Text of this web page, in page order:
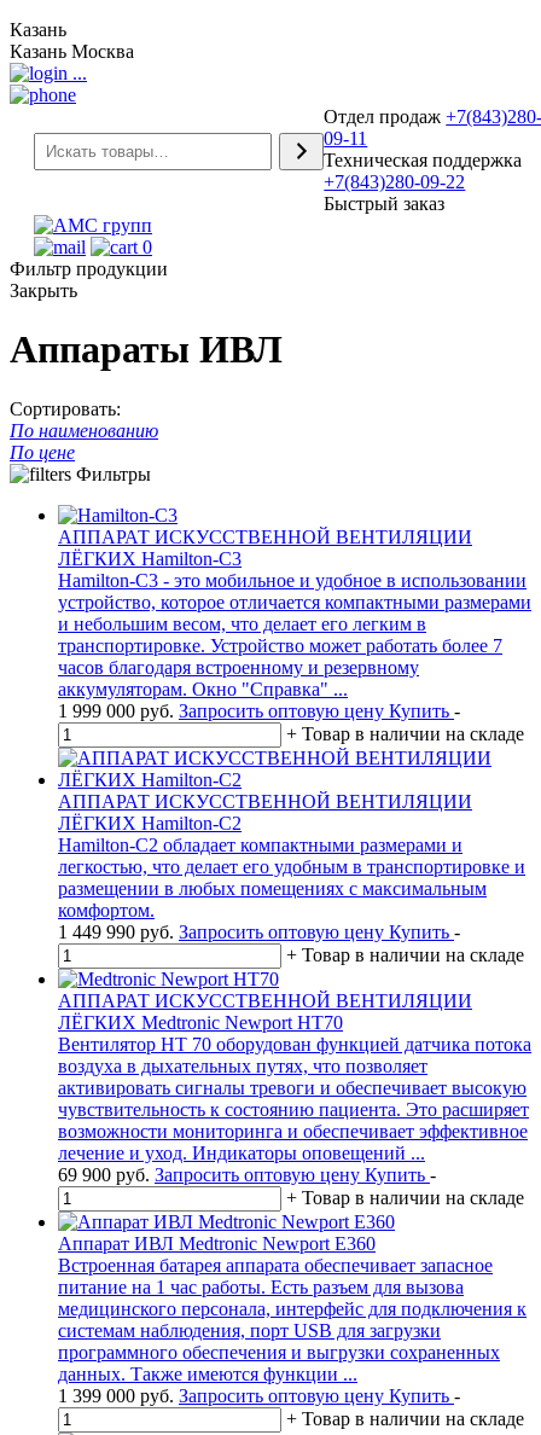
Казань
Казань Москва
...
Отдел продаж
09-11
Техническая поддержка
+7(843)280-09-22
Быстрый заказ
0
Фильтр продукции
Закрыть
Аппараты ИВЛ
Сортировать:
По наименованию
По цене
Фильтры
АППАРАТ ИСКУССТВЕННОЙ ВЕНТИЛЯЦИИ
ЛЁГКИХ Hamilton-C3
Hamilton-C3 - это мобильное и удобное в использовании
устройство, которое отличается компактными размерами
и небольшим весом, что делает его легким в
транспортировке. Устройство может работать более 7
часов благодаря встроенному и резервному
аккумуляторам. Окно "Справка" ...
1 999 000 руб. Запросить оптовую цену Купить -
+ Товар в наличии на складе
АППАРАТ ИСКУССТВЕННОЙ ВЕНТИЛЯЦИИ
ЛЁГКИХ Hamilton-C2
Hamilton-C2 обладает компактными размерами и
легкостью, что делает его удобным в транспортировке и
размещении в любых помещениях с максимальным
комфортом.
1 449 990 руб. Запросить оптовую цену Купить -
+ Товар в наличии на складе
АППАРАТ ИСКУССТВЕННОЙ ВЕНТИЛЯЦИИ
ЛЁГКИХ Medtronic Newport HT70
Вентилятор HT 70 оборудован функцией датчика потока
воздуха в дыхательных путях, что позволяет
активировать сигналы тревоги и обеспечивает высокую
чувствительность к состоянию пациента. Это расширяет
возможности мониторинга и обеспечивает эффективное
лечение и уход. Индикаторы оповещений ...
69 900 руб. Запросить оптовую цену Купить -
+ Товар в наличии на складе
Аппарат ИВЛ Medtronic Newport E360
Встроенная батарея аппарата обеспечивает запасное
питание на 1 час работы. Есть разъем для вызова
медицинского персонала, интерфейс для подключения к
системам наблюдения, порт USB для загрузки
программного обеспечения и выгрузки сохраненных
данных. Также имеются функции ...
1 399 000 руб. Запросить оптовую цену Купить -
+ Товар в наличии на складе